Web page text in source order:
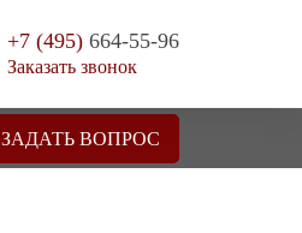
+7 (495) 664-55-96
Заказать звонок
ЗАДАТЬ ВОПРОС